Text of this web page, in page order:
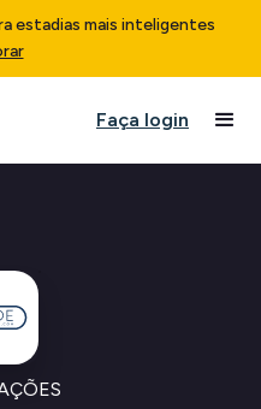
estadias mais inteligentes
Faça login